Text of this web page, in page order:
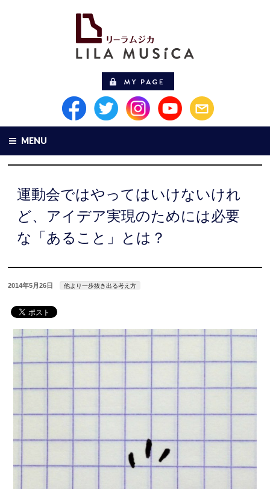
MENU
運動会ではやってはいけないけれ
ど、アイデア実現のためには必要
な「あること」とは？
2014年5月26日 他より一歩抜き出る考え方